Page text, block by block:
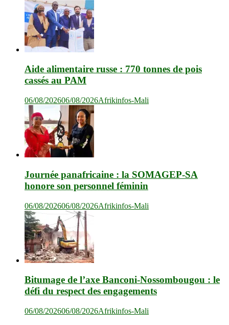
Aide alimentaire russe : 770 tonnes de pois
cassés au PAM
06/08/202606/08/2026Afrikinfos-Mali
Journée panafricaine : la SOMAGEP-SA
honore son personnel féminin
06/08/202606/08/2026Afrikinfos-Mali
Bitumage de l’axe Banconi-Nossombougou : le
défi du respect des engagements
06/08/202606/08/2026Afrikinfos-Mali